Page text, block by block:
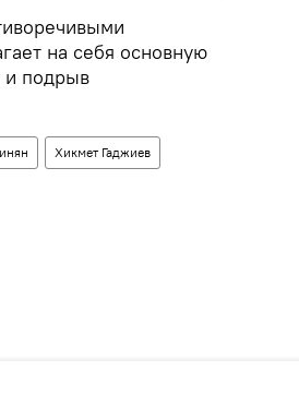
на себя основную
и подрыв
Хикмет Гаджиев